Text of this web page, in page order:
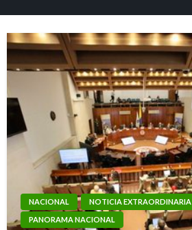
NACIONAL
NOTICIA EXTRAORDINARIA
PANORAMA NACIONAL